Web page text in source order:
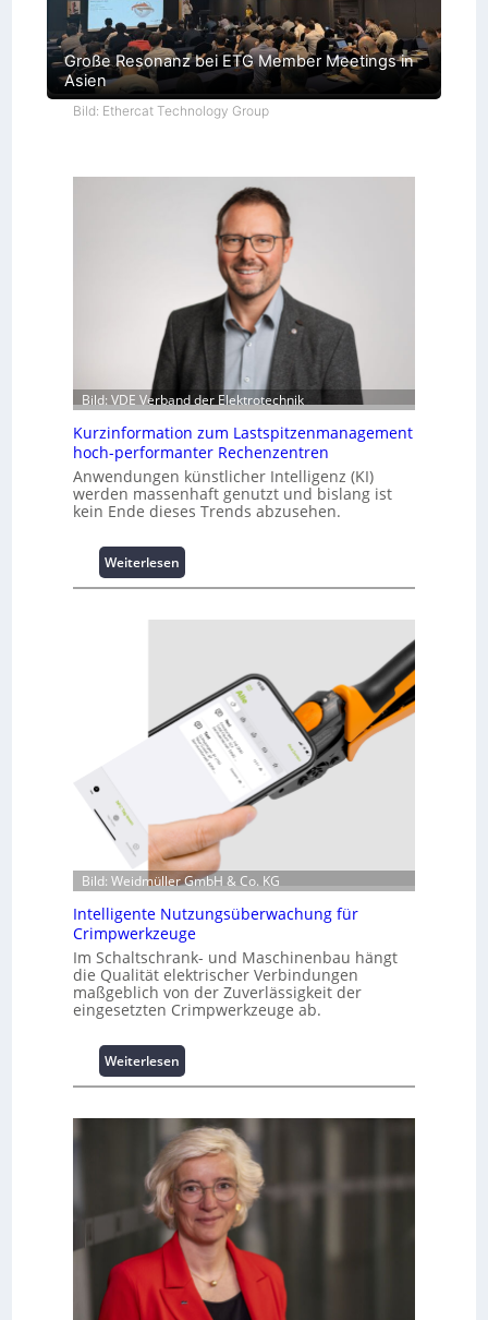
Große Resonanz bei ETG Member Meetings in
Asien
Bild: Ethercat Technology Group
Bild: VDE Verband der Elektrotechnik
Kurzinformation zum Lastspitzenmanagement
hoch-performanter Rechenzentren
Anwendungen künstlicher Intelligenz (KI)
werden massenhaft genutzt und bislang ist
kein Ende dieses Trends abzusehen.
Weiterlesen
K
r
f
o
o
n
z
u
m
L
a
s
t
i
z
e
n
m
a
n
a
g
e
m
Bild: Weidmüller GmbH & Co. KG
Intelligente Nutzungsüberwachung für
Crimpwerkzeuge
Im Schaltschrank- und Maschinenbau hängt
die Qualität elektrischer Verbindungen
maßgeblich von der Zuverlässigkeit der
eingesetzten Crimpwerkzeuge ab.
Weiterlesen
I
t
e
l
l
i
g
e
n
t
e